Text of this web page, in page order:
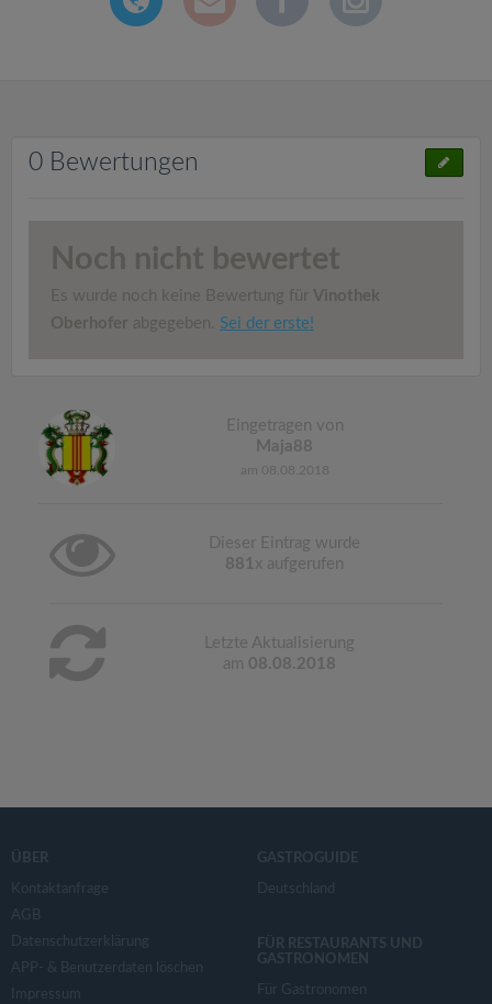
0 Bewertungen
Noch nicht bewertet
Es wurde noch keine Bewertung für Vinothek
Oberhofer abgegeben. Sei der erste!
Eingetragen von
Maja88
am 08.08.2018
Dieser Eintrag wurde
881 x aufgerufen
Letzte Aktualisierung
am 08.08.2018
ÜBER
Kontaktanfrage
AGB
Datenschutzerklärung
APP- & Benutzerdaten löschen
Impressum
GASTROGUIDE
Deutschland
FÜR RESTAURANTS UND
GASTRONOMEN
Für Gastronomen